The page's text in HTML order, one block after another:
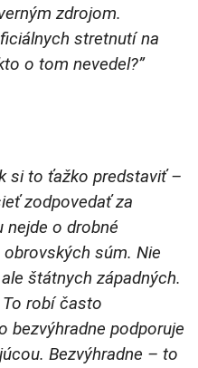
zdrojom.
stretnutí na
o tom nevedel?”
si to ťažko predstaviť –
zodpovedať za
o drobné
súm. Nie
štátnych západných.
robí často
bezvýhradne podporuje
Bezvýhradne – to